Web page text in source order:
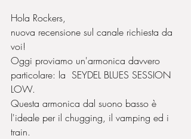
Hola Rockers,
nuova recensione sul canale richiesta da
voi!
Oggi proviamo un'armonica davvero
particolare: la  SEYDEL BLUES SESSION
LOW.
Questa armonica dal suono basso è
l'ideale per il chugging, il vamping ed i
train.